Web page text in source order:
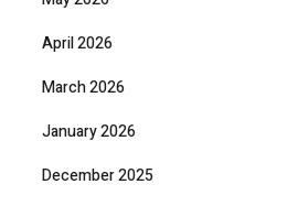
April 2026
March 2026
January 2026
December 2025